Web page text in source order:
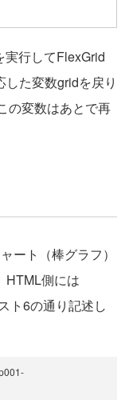
行してFlexGrid
た変数gridを戻り
の変数はあとで再
ート（棒グラフ）
HTML側には
ト6の通り記述し